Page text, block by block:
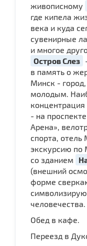
живописному
где кипела
века и куда
сувенирные
и многое
Остров Слез
в память о
Минск -
молодым.
- на
Арена»,
спорта,
экскурсию по
со зданием
(внешний
форме
человечества.
Обед в кафе.
Переезд в